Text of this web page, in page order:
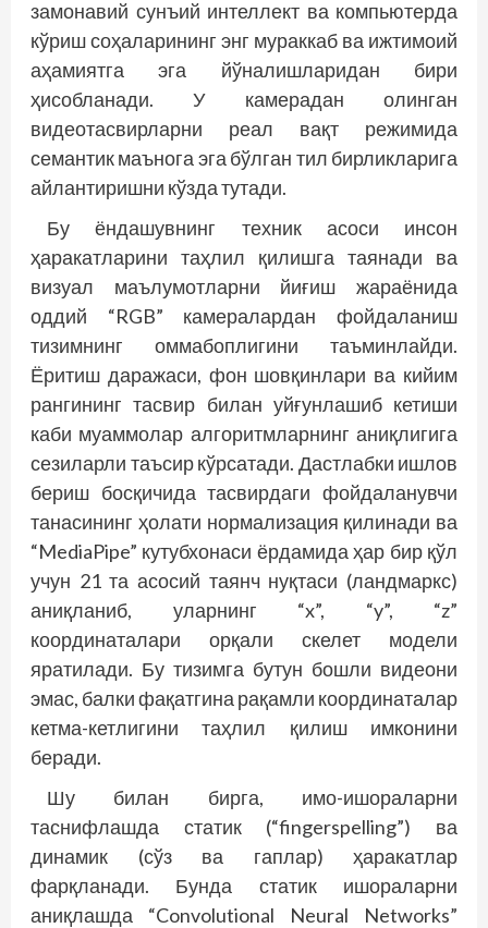
замонавий сунъий интеллект ва компьютерда
кўриш соҳаларининг энг мураккаб ва ижтимоий
аҳамиятга эга йўналишларидан бири
ҳисобланади. У камерадан олинган
видеотасвирларни реал вақт режимида
семантик маънога эга бўлган тил бирликларига
айлантиришни кўзда тутади.
Бу ёндашувнинг техник асоси инсон
ҳаракатларини таҳлил қилишга таянади ва
визуал маълумотларни йиғиш жараёнида
оддий “RGB” камералардан фойдаланиш
тизимнинг оммабоплигини таъминлайди.
Ёритиш даражаси, фон шовқинлари ва кийим
рангининг тасвир билан уйғунлашиб кетиши
каби муаммолар алгоритмларнинг аниқлигига
сезиларли таъсир кўрсатади. Дастлабки ишлов
бериш босқичида тасвирдаги фойдаланувчи
танасининг ҳолати нормализация қилинади ва
“MediaPipe” кутубхонаси ёрдамида ҳар бир қўл
учун 21 та асосий таянч нуқтаси (ландмаркс)
аниқланиб, уларнинг “x”, “y”, “z”
координаталари орқали скелет модели
яратилади. Бу тизимга бутун бошли видеони
эмас, балки фақатгина рақамли координаталар
кетма-кетлигини таҳлил қилиш имконини
беради.
Шу билан бирга, имо-ишораларни
таснифлашда статик (“fingerspelling”) ва
динамик (сўз ва гаплар) ҳаракатлар
фарқланади. Бунда статик ишораларни
аниқлашда “Convolutional Neural Networks”